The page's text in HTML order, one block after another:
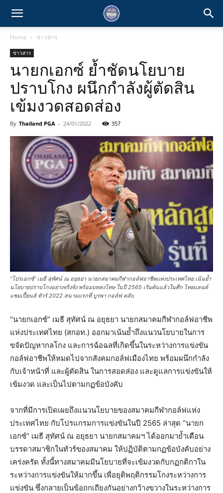
Home ข่าวสาร
ข่าวสาร
นายกเอกซ์ ย้ำชัดนโยบาย
ปราบโกง ผนึกกำลังผู้ตัดสิน
เข้มงวดสอดส่อง
By Thailand PGA - 24/01/2022 357
"โปรเอกซ์" เมธี สุทัศน์ ณ อยุธยา นายกสมาคมกีฬากอล์ฟอาชีพแห่งประเทศไทย เน้นย้ำ
นโยบายปราบโกงอย่างจริงจัง พร้อมบทลงโทษ ในปี 2565 เริ่มต้นแล้วในศึก ไทยแลนด์
แชมเปี้ยนส์ ทัวร์ 2022 สนามแรกที่ บูรพา กอล์ฟ คลับ
“นายกเอกซ์” เมธี สุทัศน์ ณ อยุธยา นายกสมาคมกีฬากอล์ฟอาชีพ
แห่งประเทศไทย (สกอท.) ออกมาเน้นย้ำถึงแนวนโยบายในการ
ขจัดปัญหากลโกง และการฉ้อฉลที่เกิดขึ้นในระหว่างการแข่งขัน
กอล์ฟอาชีพให้หมดไปจากสังคมกอล์ฟเมืองไทย พร้อมผนึกกำลัง
กับเจ้าหน้าที่ และผู้ตัดสิน ในการสอดส่อง และดูแลการแข่งขันให้
เข้มงวด และเป็นไปตามกฏข้อบังคับ
จากที่มีการเปิดเผยถึงแนวนโยบายของสมาคมกีฬากอล์ฟแห่ง
ประเทศไทย กับโปรแกรมการแข่งขันในปี 2565 ล่าสุด “นายก
เอกซ์” เมธี สุทัศน์ ณ อยุธยา นายกสมาคมฯ ได้ออกมาย้ำเตือน
บรรดาสมาชิกในทัวร์ของสมาคม ให้ปฏิบัติตามกฏข้อบังคับอย่าง
เคร่งครัด ทั้งนี้ทางสมาคมมีนโยบายที่จะเข้มงวดกับกฏกติกาใน
ระหว่างการแข่งขันให้มากขึ้น เพื่อยุติพฤติกรรมโกงระหว่างการ
แข่งขัน ซึ่งกลายเป็นข้อถกเถียงกันอย่างกว้างขวางในระหว่างการ